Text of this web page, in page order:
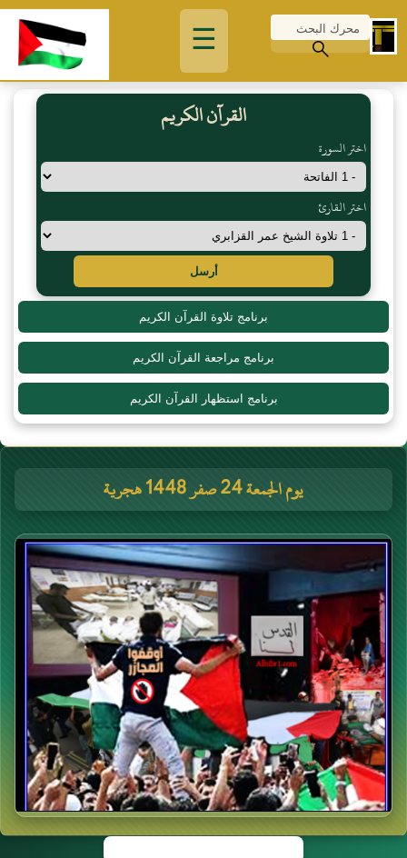
☰
القرآن الكريم
اختر السورة
اختر القارئ
أرسل
برنامج تلاوة القرآن الكريم
برنامج مراجعة القرآن الكريم
برنامج استظهار القرآن الكريم
يوم الجمعة 24 صفر 1448 هجرية